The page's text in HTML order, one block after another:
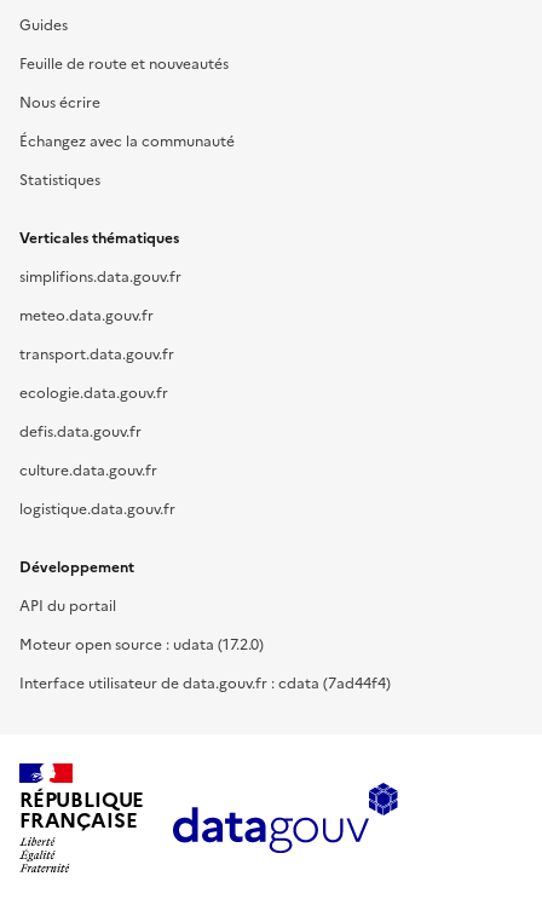
Guides
Feuille de route et nouveautés
Nous écrire
Échangez avec la communauté
Statistiques
Verticales thématiques
simplifions.data.gouv.fr
meteo.data.gouv.fr
transport.data.gouv.fr
ecologie.data.gouv.fr
defis.data.gouv.fr
culture.data.gouv.fr
logistique.data.gouv.fr
Développement
API du portail
Moteur open source : udata (17.2.0)
Interface utilisateur de data.gouv.fr : cdata (7ad44f4)
RÉPUBLIQUE
FRANÇAISE